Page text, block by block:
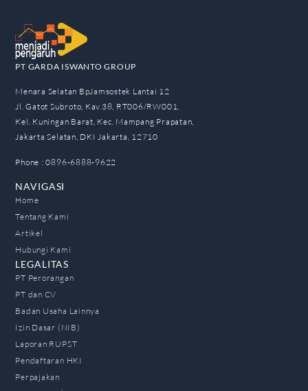
PT GARDA ISWANTO GROUP
Menara Selatan BpJamsostek Lantai 12
Jl. Gatot Subroto, Kav.38, RT006/RW001,
Kel. Kuningan Barat, Kec. Mampang Prapatan,
Jakarta Selatan, DKI Jakarta, 12710
Phone : 0896-6888-9622
NAVIGASI
Home
Tentang Kami
Artikel
Hubungi Kami
LEGALITAS
PT Perorangan
PT dan CV
Badan Usaha Lainnya
Izin Dasar (NIB)
Laporan RUPST
Pendaftaran HKI
Perpajakan